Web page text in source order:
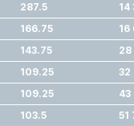
287.5
14
166.75
16
143.75
28
109.25
32
109.25
43
103.5
51